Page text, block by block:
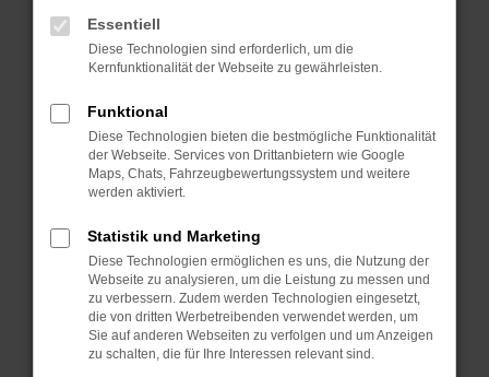
Überprüfe deine Firewall und deine
Internetverbindung.
deine Suchmaschine?
Prüfe deine Browsererweiterungen.
Manche Erweiterungen, wie Werbeblocker,
können das Laden bestimmter Seiten
anderen Browser oder in einem privaten
Fenster?
Starte dein Gerät neu.
Das kann manchmal helfen,
vorübergehende Probleme zu beheben.
Essentiell
Diese Technologien sind erforderlich, um die
Kernfunktionalität der Webseite zu gewährleisten.
Funktional
Diese Technologien bieten die bestmögliche Funktionalität
der Webseite. Services von Drittanbietern wie Google
Maps, Chats, Fahrzeugbewertungssystem und weitere
werden aktiviert.
Statistik und Marketing
Diese Technologien ermöglichen es uns, die Nutzung der
Webseite zu analysieren, um die Leistung zu messen und
zu verbessern. Zudem werden Technologien eingesetzt,
die von dritten Werbetreibenden verwendet werden, um
Sie auf anderen Webseiten zu verfolgen und um Anzeigen
zu schalten, die für Ihre Interessen relevant sind.